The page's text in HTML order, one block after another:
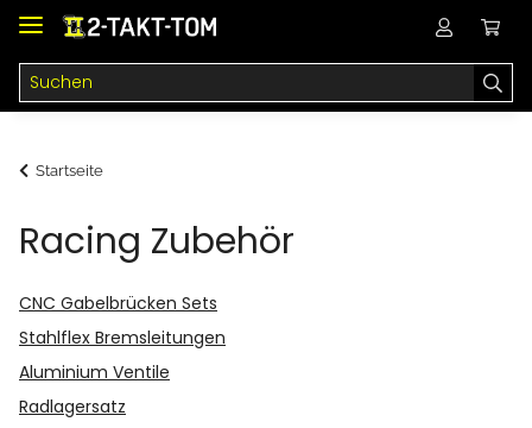
Startseite
Racing Zubehör
CNC Gabelbrücken Sets
Stahlflex Bremsleitungen
Aluminium Ventile
Radlagersatz